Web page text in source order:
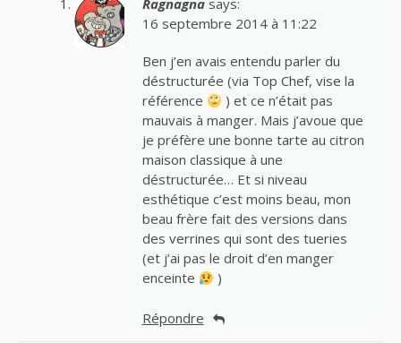
Ragnagna says:
16 septembre 2014 à 11:22
Ben j’en avais entendu parler du
déstructurée (via Top Chef, vise la
référence
) et ce n’était pas
mauvais à manger. Mais j’avoue que
je préfère une bonne tarte au citron
maison classique à une
déstructurée… Et si niveau
esthétique c’est moins beau, mon
beau frère fait des versions dans
des verrines qui sont des tueries
(et j’ai pas le droit d’en manger
enceinte
)
Répondre